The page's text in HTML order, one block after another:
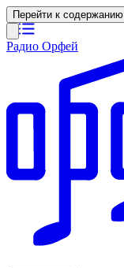
Перейти к содержанию
Радио Орфей